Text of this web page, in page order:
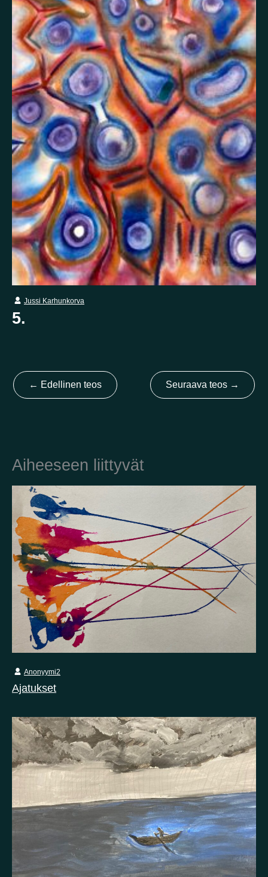
Itsetuhoisuus
Jännitys
Kaipaus
Kaksisuuntainen mielialahäiriö
Kärsimys
Kiitollisuus
Kuolema Kuuloharhat
Luonto
Luottamus
Mania Masennus
Mindfulness
Muisto
Oikeudenmukaisuus Onni
Paha olo
Pakko-oireinen häiriö
Paniikki
Pelko
Persoonallisuushäiriö
Psykoosi
Rakkaus
Rauhallisuus
Rauhattomuus
Riippuvuus
Rohkeus
Seksuaalisuus Skitsofrenia
Stressi
Suojelusenkeli
Surrealismi Suru
Syömishäiriö
Syyllisyys
Toivo Trauma
Tulevaisuus
Turvallisuus
Unettomuus Uni
Uupumus
Vääryys
Vainoharhaisuus Valemuisto
Vapaus
Veistos
Viha Yksinäisyys Ylpeys Ystävällisyys
Kotimaa
Yhdistynyt kuningaskunta
Jussi Karhunkorva
5.
← Edellinen teos Seuraava teos →
Aiheeseen liittyvät
Ajatukset
Anonyymi2